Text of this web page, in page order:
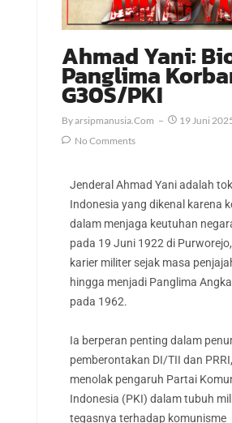
Ahmad Yani:
Panglima
G30S/PKI
ByArsipmanusia.com
19 Juni
No Comments
Jenderal Ahmad Yani adalah
Indonesia yang dikenal karena
dalam menjaga keutuhan
pada 19 Juni 1922 di
karier militer sejak masa
hingga menjadi Panglima
pada 1962.
Ia berperan penting dalam
pemberontakan DI/TII dan
menolak pengaruh Partai
Indonesia (PKI) dalam tubuh
tegasnya terhadap komunisme